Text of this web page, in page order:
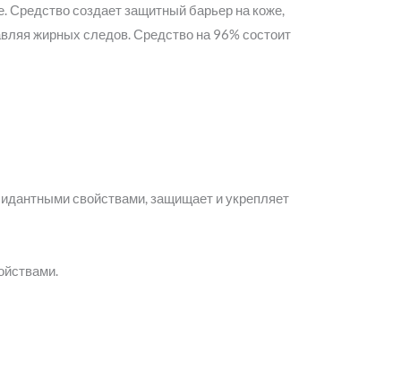
Средство создает защитный барьер на коже,
жирных следов. Средство на 96% состоит
свойствами, защищает и укрепляет